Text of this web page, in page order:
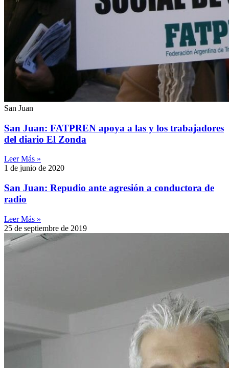
San Juan
San Juan: FATPREN apoya a las y los trabajadores
del diario El Zonda
Leer Más »
1 de junio de 2020
San Juan: Repudio ante agresión a conductora de
radio
Leer Más »
25 de septiembre de 2019